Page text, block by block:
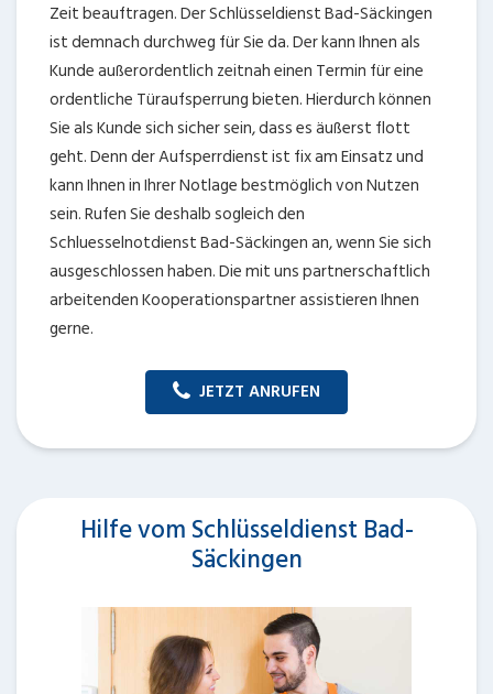
Zeit beauftragen. Der Schlüsseldienst Bad-Säckingen
ist demnach durchweg für Sie da. Der kann Ihnen als
Kunde außerordentlich zeitnah einen Termin für eine
ordentliche Türaufsperrung bieten. Hierdurch können
Sie als Kunde sich sicher sein, dass es äußerst flott
geht. Denn der Aufsperrdienst ist fix am Einsatz und
kann Ihnen in Ihrer Notlage bestmöglich von Nutzen
sein. Rufen Sie deshalb sogleich den
Schluesselnotdienst Bad-Säckingen an, wenn Sie sich
ausgeschlossen haben. Die mit uns partnerschaftlich
arbeitenden Kooperationspartner assistieren Ihnen
gerne.
JETZT ANRUFEN
Hilfe vom Schlüsseldienst Bad-
Säckingen